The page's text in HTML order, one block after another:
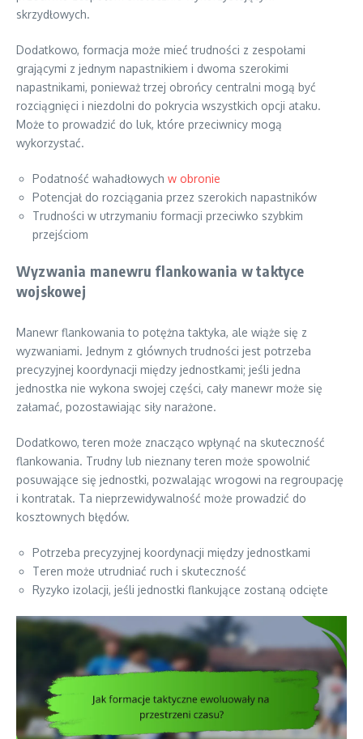
skrzydłowych.
Dodatkowo, formacja może mieć trudności z zespołami
grającymi z jednym napastnikiem i dwoma szerokimi
napastnikami, ponieważ trzej obrońcy centralni mogą być
rozciągnięci i niezdolni do pokrycia wszystkich opcji ataku.
Może to prowadzić do luk, które przeciwnicy mogą
wykorzystać.
Podatność wahadłowych w obronie
Potencjał do rozciągania przez szerokich napastników
Trudności w utrzymaniu formacji przeciwko szybkim
przejściom
Wyzwania manewru flankowania w taktyce
wojskowej
Manewr flankowania to potężna taktyka, ale wiąże się z
wyzwaniami. Jednym z głównych trudności jest potrzeba
precyzyjnej koordynacji między jednostkami; jeśli jedna
jednostka nie wykona swojej części, cały manewr może się
załamać, pozostawiając siły narażone.
Dodatkowo, teren może znacząco wpłynąć na skuteczność
flankowania. Trudny lub nieznany teren może spowolnić
posuwające się jednostki, pozwalając wrogowi na regroupację
i kontratak. Ta nieprzewidywalność może prowadzić do
kosztownych błędów.
Potrzeba precyzyjnej koordynacji między jednostkami
Teren może utrudniać ruch i skuteczność
Ryzyko izolacji, jeśli jednostki flankujące zostaną odcięte